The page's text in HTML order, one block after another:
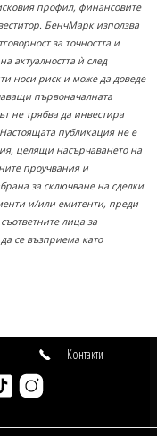
профил, финансовите
БенчМарк използва
за точността и
актуалността ѝ след
носи риск и може да доведе
първоначалната
не трябва да инвестира
публикация не е
целящи насърчаването на
проучвания и
за сключване на сделки
и/или емитенти, преди
лица за
се възприема като
Контакти